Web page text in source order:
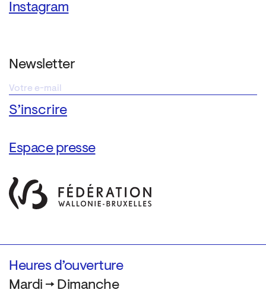
Instagram
Newsletter
Espace presse
Heures d’ouverture
Mardi → Dimanche